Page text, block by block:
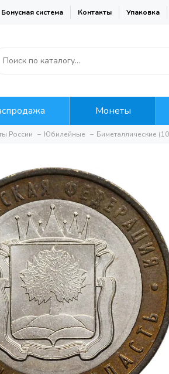
Бонусная система Контакты Упаковка
Монеты
России Юбилейные Биметаллические